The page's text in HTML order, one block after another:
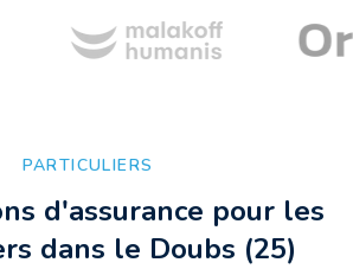
PARTICULIERS
d'assurance pour les
dans le Doubs (25)